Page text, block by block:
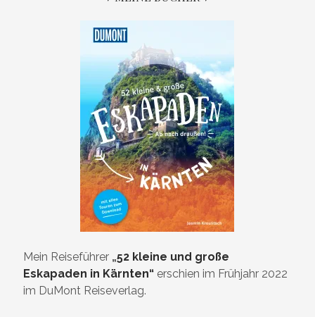
Mein Reiseführer „52 kleine und große
Eskapaden in Kärnten“ erschien im Frühjahr 2022
im DuMont Reiseverlag.